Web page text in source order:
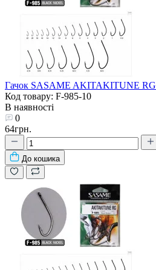
Гачок SASAME AKITAKITUNE
Код товару: F-985-10
В наявності
0
64грн.
До кошика